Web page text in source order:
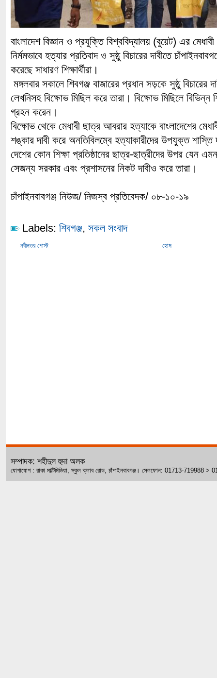
বাংলাদেশ বিজ্ঞান ও প্রযুক্তি বিশ্ববিদ্যালয় (বুয়েট) এর
নির্মমভাবে হত্যার প্রতিবাদ ও সুষ্ঠু বিচারের দাবীতে
করেছে সাধারণ শিক্ষার্থীরা।
মঙ্গলবার সকালে শিবগঞ্জ বাজারের প্রধান সড়কে সুষ্ঠু বিচারের
লেখনিসহ বিক্ষোভ মিছিল করে তারা। বিক্ষোভ মিছিলে বিভিন্ন
গ্রহন করেন।
বিক্ষোভ থেকে মেধাবী ছাত্র আবরার হত্যাকে বাংলাদেশের
শঙ্কার দাবী করে অনতিবিলম্বে হত্যাকারীদের উপযুক্ত শাস্তি
দেশের কোন শিক্ষা প্রতিষ্ঠানের ছাত্র-ছাত্রীদের উপর যেন এমন
সেজন্য সরকার এবং প্রশাসনের নিকট দাবীও করে তারা।
চাঁপাইনবাবগঞ্জ নিউজ/ নিজস্ব প্রতিবেদক/ ০৮-১০-১৯
Labels: শিবগঞ্জ, সকল সংবাদ
নবীনতর পোস্ট হোম
সম্পাদক: শহীদুল হুদা অলক
যোগাযোগ : রাকা মাল্টিমিডিয়া, স্কুল ক্লাব রোড, চাঁপাইনবাবগঞ্জ। সেলফোন: 01713-